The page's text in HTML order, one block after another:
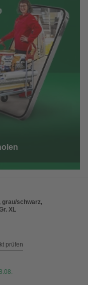
grau/schwarz,
XL
prüfen